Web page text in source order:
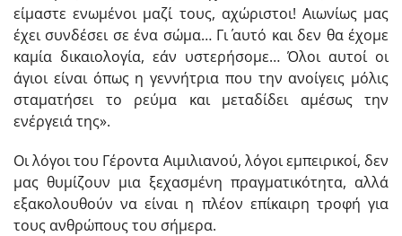
είμαστε ενωμένοι μαζί τους, αχώριστοι! Αιωνίως μας
έχει συνδέσει σε ένα σώμα… Γι΄ αυτό και δεν θα έχομε
καμία δικαιολογία, εάν υστερήσομε… Όλοι αυτοί οι
άγιοι είναι όπως η γεννήτρια που την ανοίγεις μόλις
σταματήσει το ρεύμα και μεταδίδει αμέσως την
ενέργειά της».
Οι λόγοι του Γέροντα Αιμιλιανού, λόγοι εμπειρικοί, δεν
μας θυμίζουν μια ξεχασμένη πραγματικότητα, αλλά
εξακολουθούν να είναι η πλέον επίκαιρη τροφή για
τους ανθρώπους του σήμερα.